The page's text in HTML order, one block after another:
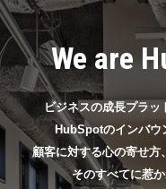
We are
ビジネスの成長プラッ
HubSpotのインバウ
顧客に対する心の寄せ方
そのすべてに惹